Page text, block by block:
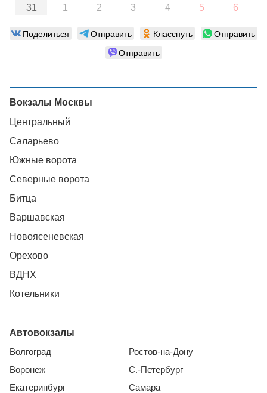
31
1 2 3 4 5 6
Поделиться Отправить Класснуть
Отправить
Отправить
Вокзалы Москвы
Центральный
Саларьево
Южные ворота
Северные ворота
Битца
Варшавская
Новоясеневская
Орехово
ВДНХ
Котельники
Автовокзалы
Волгоград
Воронеж
Екатеринбург
Ростов-на-Дону
С.-Петербург
Самара